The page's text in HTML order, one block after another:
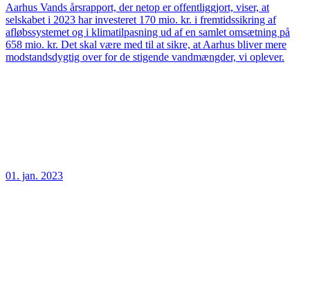
Aarhus Vands årsrapport, der netop er offentliggjort, viser, at
selskabet i 2023 har investeret 170 mio. kr. i fremtidssikring af
afløbssystemet og i klimatilpasning ud af en samlet omsætning på
658 mio. kr. Det skal være med til at sikre, at Aarhus bliver mere
modstandsdygtig over for de stigende vandmængder, vi oplever.
01. jan. 2023